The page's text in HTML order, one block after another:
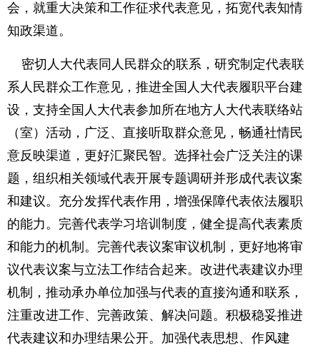
会，就重大决策和工作征求代表意见，拓宽代表知情
知政渠道。
密切人大代表同人民群众的联系，研究制定代表联
系人民群众工作意见，推进全国人大代表履职平台建
设，支持全国人大代表参加所在地方人大代表联络站
（室）活动，广泛、直接听取群众意见，畅通社情民
意反映渠道，更好汇聚民智。选择社会广泛关注的课
题，组织相关领域代表开展专题调研并形成代表议案
和建议。充分发挥代表作用，增强保障代表依法履职
的能力。完善代表学习培训制度，健全提高代表素质
和能力的机制。完善代表议案审议机制，更好地将审
议代表议案与立法工作结合起来。改进代表建议办理
机制，推动承办单位加强与代表的直接沟通和联系，
注重改进工作、完善政策、解决问题。积极稳妥推进
代表建议和办理结果公开。加强代表思想、作风建